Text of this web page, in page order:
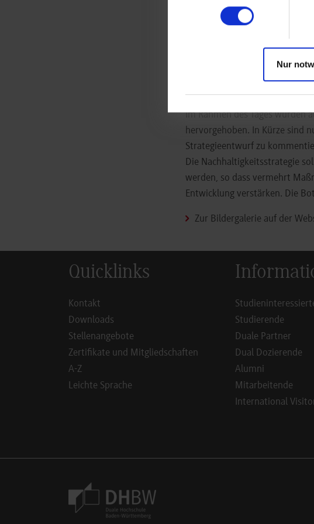
Nur
Gemeinsam mit dem
Dieter Heinbach wurden
Im Rahmen des Tages wurden
hervorgehoben. In Kürze sind
Strategieentwurf zu
Die Nachhaltigkeitsstrategie
werden, so dass vermehrt
Entwicklung verstärken. Die
Zur Bildergalerie auf der
Quicklinks
Kontakt
Downloads
Stellenangebote
Zertifikate und Mitgliedschaften
A-Z
Leichte Sprache
Studierende
Duale Partner
Dual Dozierende
Alumni
Mitarbeitende
International
Footer Meta Navigation